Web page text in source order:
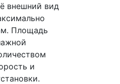
внешний вид
Площадь
и